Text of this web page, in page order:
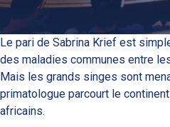
Le pari de Sabrina Krief est
des maladies communes entre
Mais les grands singes sont
primatologue parcourt le
africains.